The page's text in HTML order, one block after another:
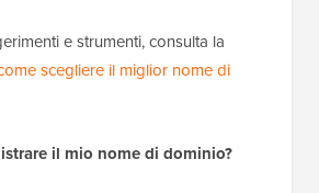
e strumenti, consulta la
scegliere il miglior nome di
il mio nome di dominio?